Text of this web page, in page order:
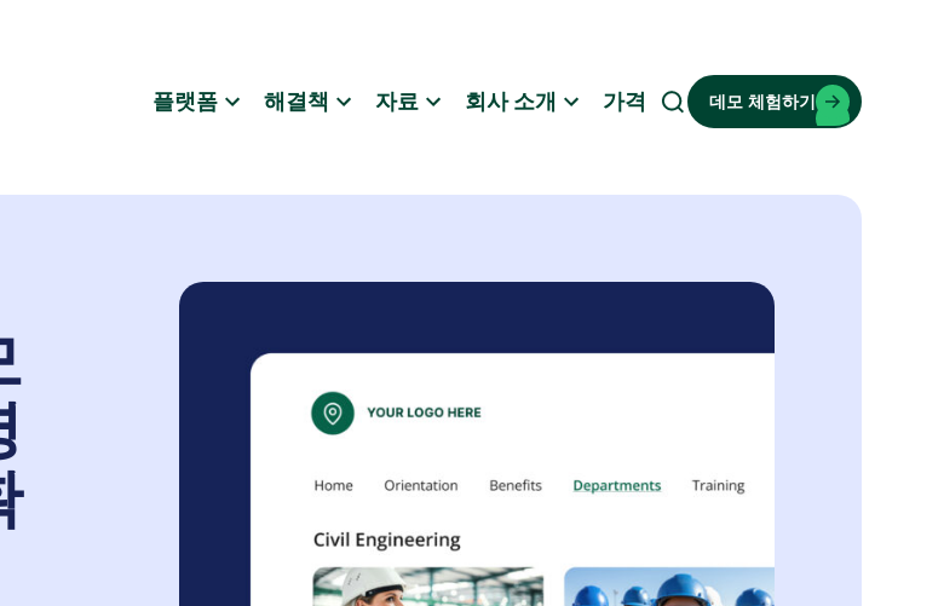
플랫폼 해결책 자료 회사 소개 가격
검
데모 체험하기